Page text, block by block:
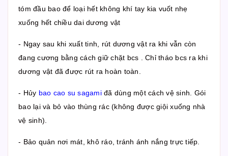
tóm đầu bao để loại hết không khí tay kia vuốt nhẹ
xuống hết chiều dai dương vật
- Ngay sau khi xuất tinh, rút dương vật ra khi vẫn còn
đang cương bằng cách giữ chặt bcs . Chỉ tháo bcs ra khi
dương vật đã được rút ra hoàn toàn.
- Hủy bao cao su sagamiđã dùng một cách vệ sinh. Gói
bao lại và bỏ vào thùng rác (không được giội xuống nhà
vệ sinh).
- Bảo quản nơi mát, khô ráo, tránh ánh nắng trực tiếp.